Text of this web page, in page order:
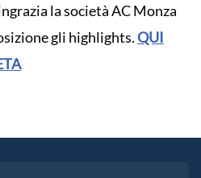
la società AC Monza
gli highlights.QUI